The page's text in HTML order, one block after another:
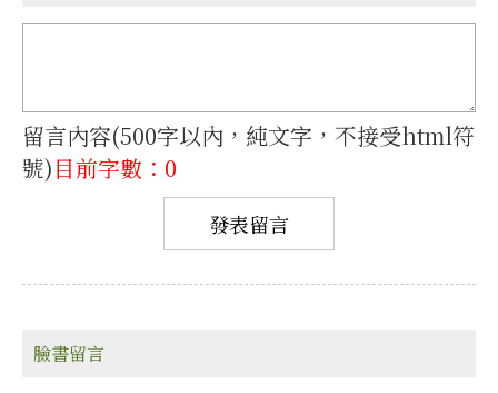
留言內容(500字以內，純文字，不接受html符
號)目前字數：0
臉書留言